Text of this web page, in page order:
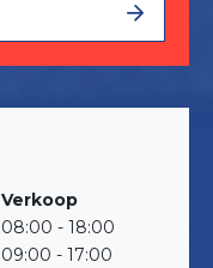
Verkoop
08:00 - 18:00
09:00 - 17:00